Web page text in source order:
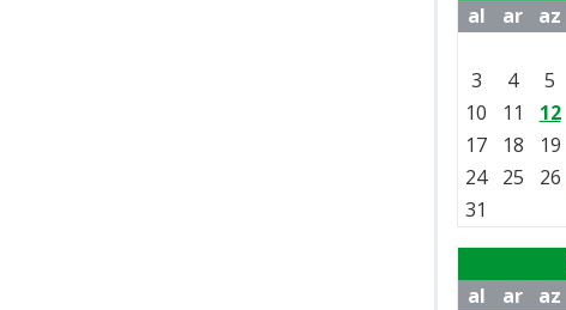
al
ar az
3
4 5
10
11 12
17
18 19
24
25 26
31
al
ar az